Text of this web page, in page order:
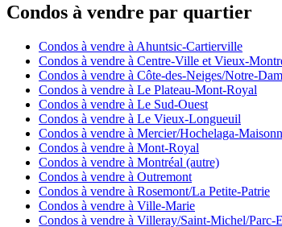
Condos à vendre par quartier
Condos à vendre à Ahuntsic-Cartierville
Condos à vendre à Centre-Ville et Vieux-
Condos à vendre à Côte-des-Neiges/Notre-
Condos à vendre à Le Plateau-Mont-Royal
Condos à vendre à Le Sud-Ouest
Condos à vendre à Le Vieux-Longueuil
Condos à vendre à Mercier/Hochelaga-
Condos à vendre à Mont-Royal
Condos à vendre à Montréal (autre)
Condos à vendre à Outremont
Condos à vendre à Rosemont/La Petite-Patrie
Condos à vendre à Ville-Marie
Condos à vendre à Villeray/Saint-Michel/Parc-